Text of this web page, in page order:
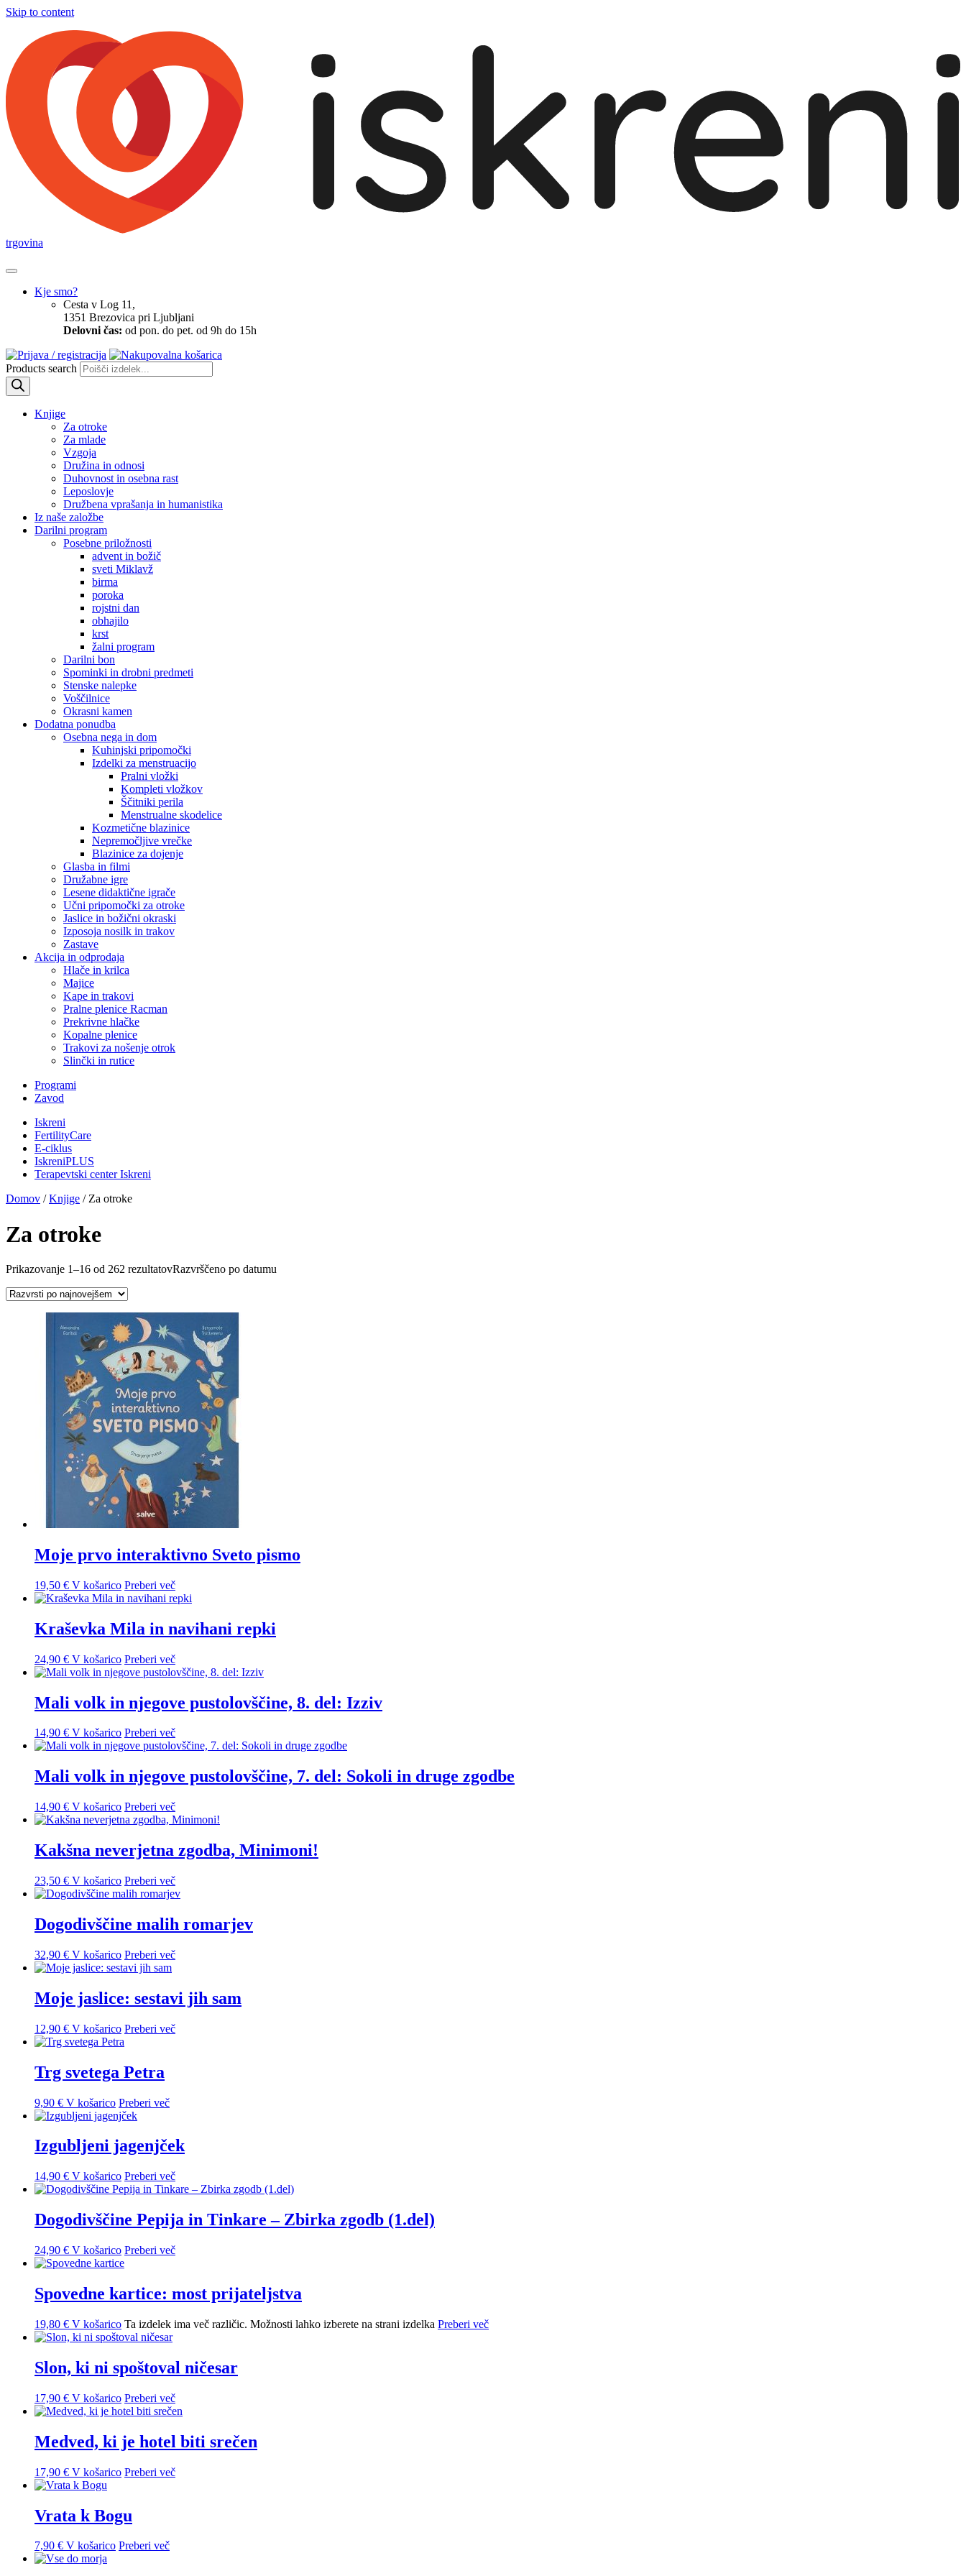
Skip to content
trgovina
Kje smo?
Cesta v Log 11,
1351 Brezovica pri Ljubljani
Delovni čas: od pon. do pet. od 9h do 15h
Products search
Knjige
Za otroke
Za mlade
Vzgoja
Družina in odnosi
Duhovnost in osebna rast
Leposlovje
Družbena vprašanja in humanistika
Iz naše založbe
Darilni program
Posebne priložnosti
advent in božič
sveti Miklavž
birma
poroka
rojstni dan
obhajilo
krst
žalni program
Darilni bon
Spominki in drobni predmeti
Stenske nalepke
Voščilnice
Okrasni kamen
Dodatna ponudba
Osebna nega in dom
Kuhinjski pripomočki
Izdelki za menstruacijo
Pralni vložki
Kompleti vložkov
Ščitniki perila
Menstrualne skodelice
Kozmetične blazinice
Nepremočljive vrečke
Blazinice za dojenje
Glasba in filmi
Družabne igre
Lesene didaktične igrače
Učni pripomočki za otroke
Jaslice in božični okraski
Izposoja nosilk in trakov
Zastave
Akcija in odprodaja
Hlače in krilca
Majice
Kape in trakovi
Pralne plenice Racman
Prekrivne hlačke
Kopalne plenice
Trakovi za nošenje otrok
Slinčki in rutice
Programi
Zavod
Iskreni
FertilityCare
E-ciklus
IskreniPLUS
Terapevtski center Iskreni
Domov /Knjige / Za otroke
Za otroke
Prikazovanje 1–16 od 262 rezultatovRazvrščeno po datumu
Moje prvo interaktivno Sveto pismo
19,50 € V košarico Preberi več
Kraševka Mila in navihani repki
24,90 € V košarico Preberi več
Mali volk in njegove pustolovščine, 8. del: Izziv
14,90 € V košarico Preberi več
Mali volk in njegove pustolovščine, 7. del: Sokoli in druge zgodbe
14,90 € V košarico Preberi več
Kakšna neverjetna zgodba, Minimoni!
23,50 € V košarico Preberi več
Dogodivščine malih romarjev
32,90 € V košarico Preberi več
Moje jaslice: sestavi jih sam
12,90 € V košarico Preberi več
Trg svetega Petra
9,90 € V košarico Preberi več
Izgubljeni jagenjček
14,90 € V košarico Preberi več
Dogodivščine Pepija in Tinkare – Zbirka zgodb (1.del)
24,90 € V košarico Preberi več
Spovedne kartice: most prijateljstva
19,80 € V košarico Ta izdelek ima več različic. Možnosti lahko izberete na strani izdelka Preberi več
Slon, ki ni spoštoval ničesar
17,90 € V košarico Preberi več
Medved, ki je hotel biti srečen
17,90 € V košarico Preberi več
Vrata k Bogu
7,90 € V košarico Preberi več